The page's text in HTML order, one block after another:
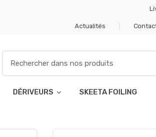
Actualités
for:
DÉRIVEURS SKEETA FOILING